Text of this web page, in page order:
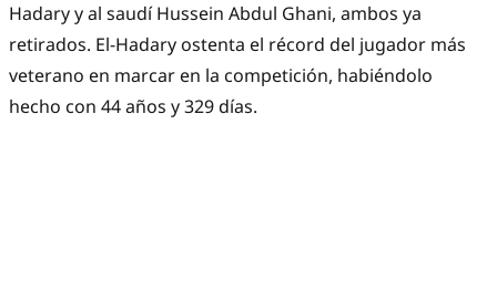
Hadary y al saudí Hussein Abdul Ghani, ambos ya
retirados. El-Hadary ostenta el récord del jugador más
veterano en marcar en la competición, habiéndolo
hecho con 44 años y 329 días.